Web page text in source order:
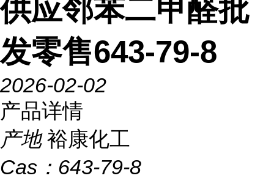
供应邻苯二甲醛批
发零售643-79-8
2026-02-02
产品详情
产地 裕康化工
Cas： 643-79-8